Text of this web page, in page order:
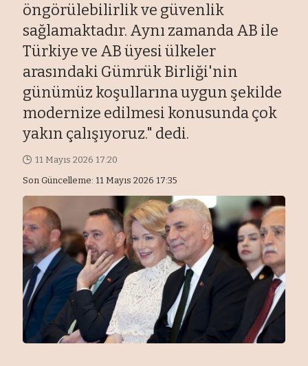
öngörülebilirlik ve güvenlik
sağlamaktadır. Aynı zamanda AB ile
Türkiye ve AB üyesi ülkeler
arasındaki Gümrük Birliği'nin
günümüz koşullarına uygun şekilde
modernize edilmesi konusunda çok
yakın çalışıyoruz." dedi.
Son Güncelleme: 11 Mayıs 2026 17:35
11 Mayıs 2026 17:20